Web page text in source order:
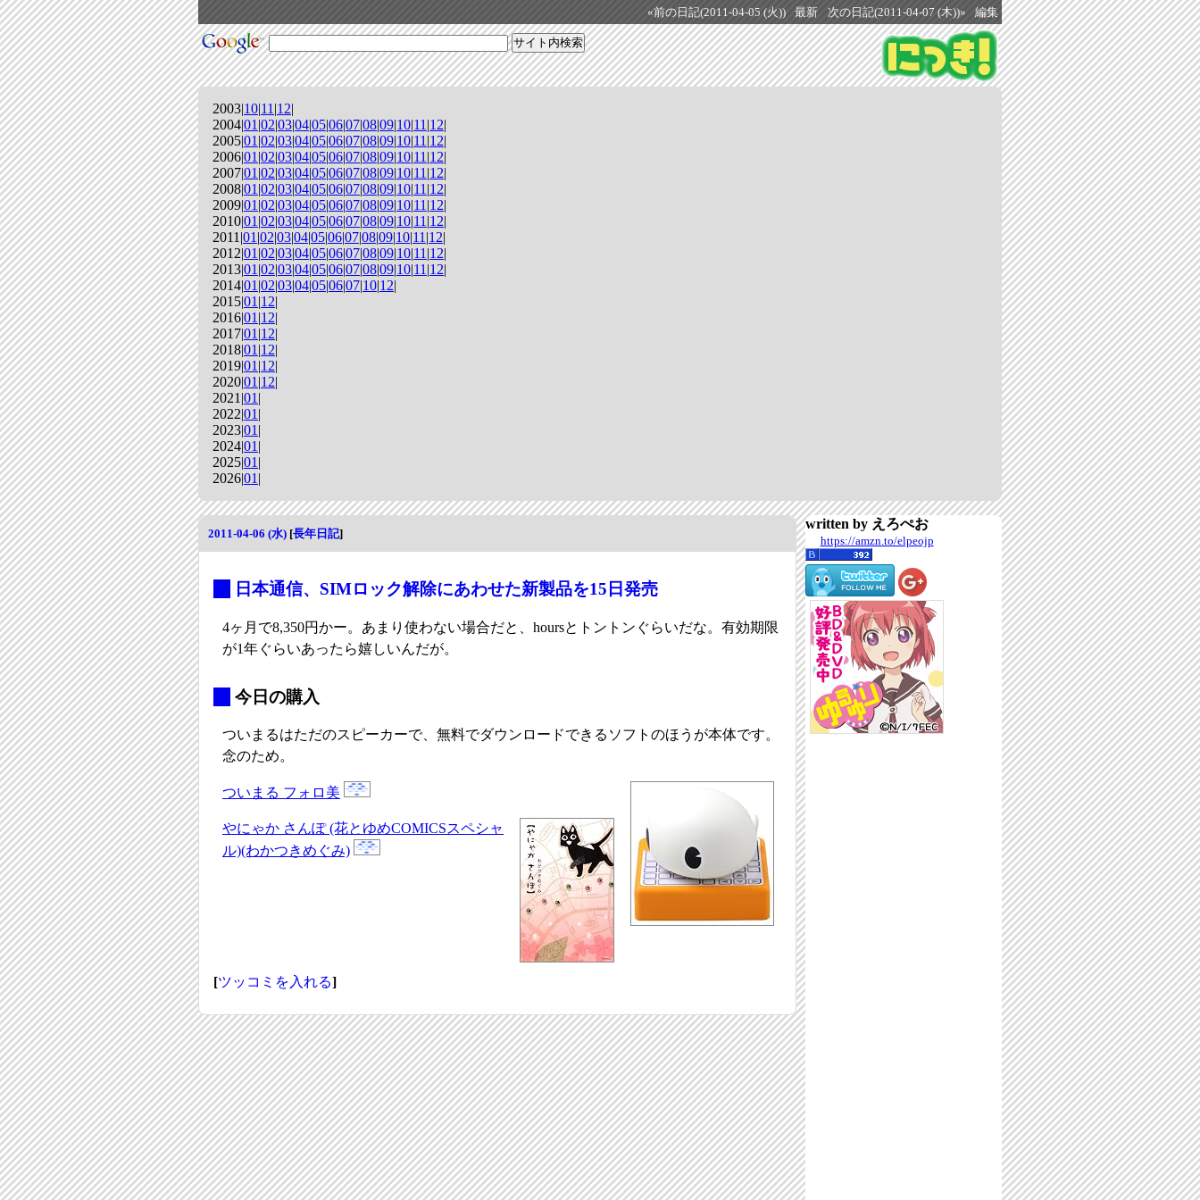
«前の日記(2011-04-05 (火)) 最新 次の日記(2011-04-07 (木))» 編集
2003|10|11 |12|
2004|01 |02|03|04|05|06|07|08|09|10|11 |12|
2005|01 |02|03|04|05|06|07|08|09|10|11 |12|
2006|01 |02|03|04|05|06|07|08|09|10|11 |12|
2007|01 |02|03|04|05|06|07|08|09|10|11 |12|
2008|01 |02|03|04|05|06|07|08|09|10|11 |12|
2009|01 |02|03|04|05|06|07|08|09|10|11 |12|
2010|01 |02|03|04|05|06|07|08|09|10|11 |12|
2011|01 |02|03|04|05|06|07|08|09|10|11 |12|
2012|01 |02|03|04|05|06|07|08|09|10|11 |12|
2013|01 |02|03|04|05|06|07|08|09|10|11 |12|
2014|01 |02|03|04|05|06|07|10|12|
2015|01 |12|
2016|01 |12|
2017|01 |12|
2018|01 |12|
2019|01 |12|
2020|01 |12|
2021|01 |
2022|01 |
2023|01 |
2024|01 |
2025|01 |
2026|01 |
2011-04-06 (水) [長年日記]
日本通信、SIMロック解除にあわせた新製品を15日発売
4ヶ月で8,350円かー。あまり使わない場合だと、hoursとトントンぐらいだな。有効期限
が1年ぐらいあったら嬉しいんだが。
今日の購入
ついまるはただのスピーカーで、無料でダウンロードできるソフトのほうが本体です。
念のため。
ついまる フォロ美
やにゃか さんぽ (花とゆめCOMICSスペシャ
ル)(わかつきめぐみ)
[ツッコミを入れる]
written by えろぺお
https://amzn.to/elpeojp